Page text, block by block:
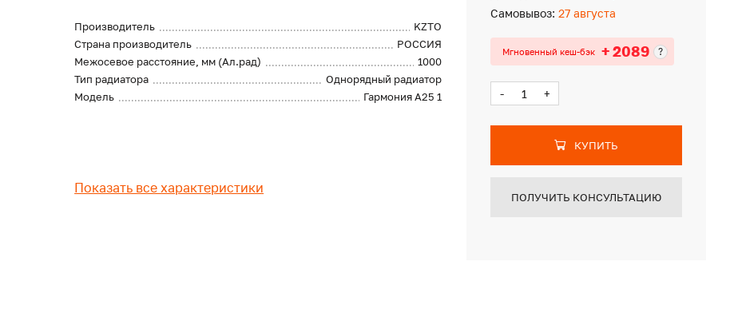
Производитель
KZTO
Страна производитель
РОССИЯ
Межосевое расстояние, мм (Ал.рад)
1000
Тип радиатора
Однорядный радиатор
Модель
Гармония А25 1
Показать все характеристики
Самовывоз: 27 августа
Мгновенный кеш-бэк + 2089 ?
- +
КУПИТЬ
ПОЛУЧИТЬ КОНСУЛЬТАЦИЮ